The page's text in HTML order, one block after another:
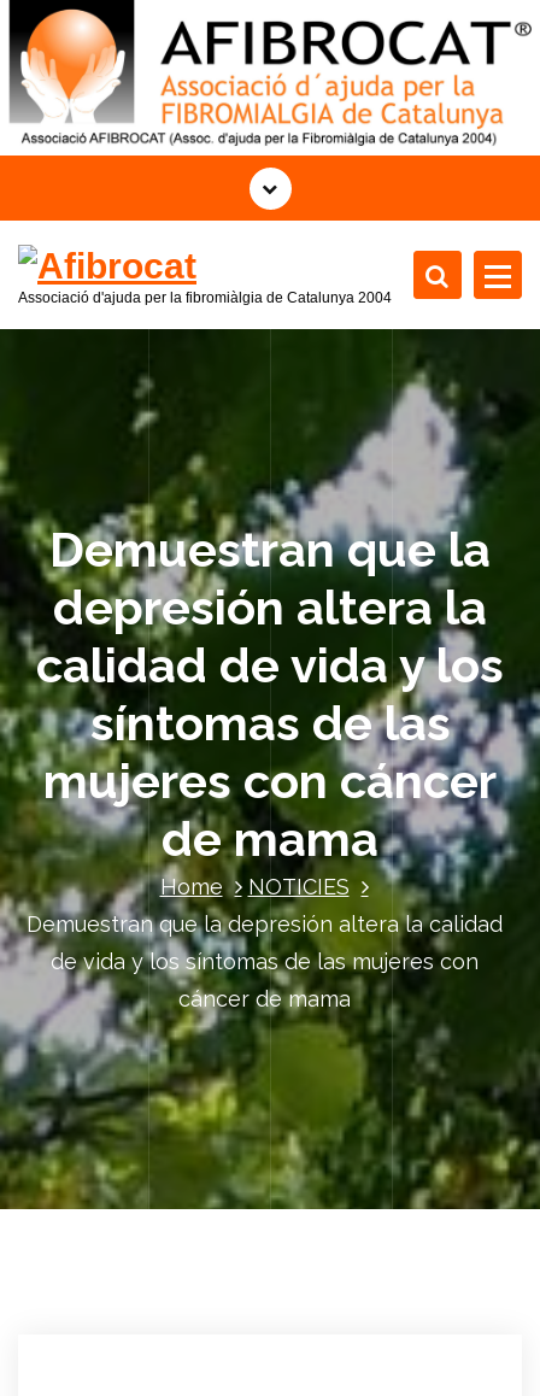
o
n
Associació d'ajuda per la fibromiàlgia de Catalunya 2004
Demuestran que la
depresión altera la
calidad de vida y los
síntomas de las
mujeres con cáncer
de mama
Home
NOTICIES
Demuestran que la depresión altera la calidad
de vida y los síntomas de las mujeres con
cáncer de mama